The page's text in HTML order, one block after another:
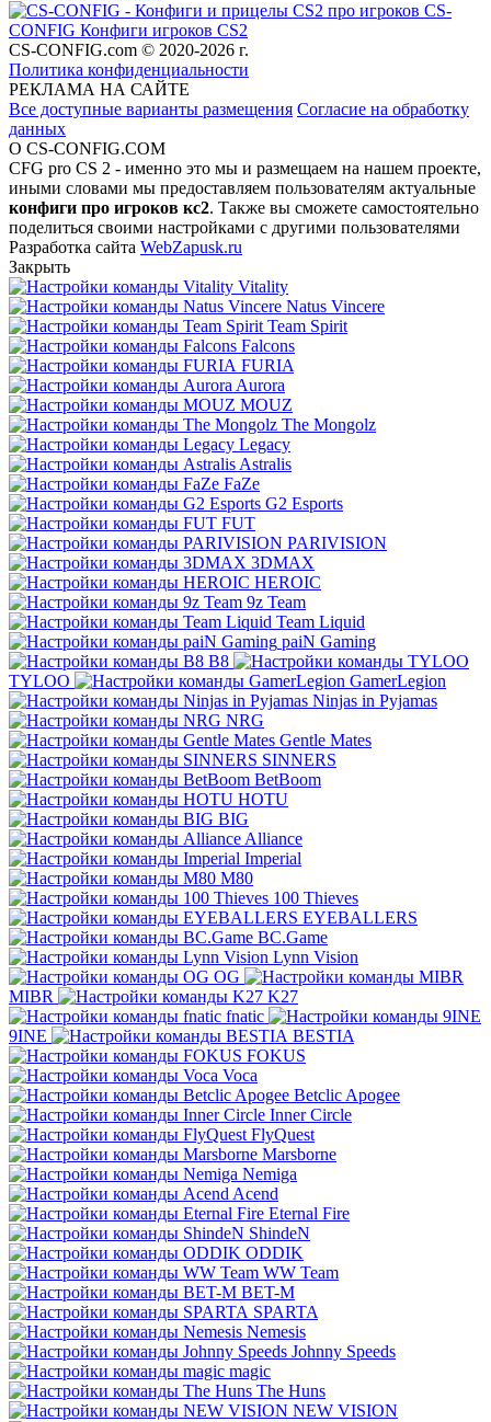
CS-
CONFIG Конфиги игроков CS2
CS-CONFIG.com © 2020-2026 г.
Политика конфиденциальности
РЕКЛАМА НА САЙТЕ
Все доступные варианты размещения Согласие на обработку
данных
О CS-CONFIG.COM
CFG pro CS 2 - именно это мы и размещаем на нашем проекте,
иными словами мы предоставляем пользователям актуальные
конфиги про игроков кс2. Также вы сможете самостоятельно
поделиться своими настройками с другими пользователями
Разработка сайта WebZapusk.ru
Закрыть
Vitality
Natus Vincere
Team Spirit
Falcons
FURIA
Aurora
MOUZ
The Mongolz
Legacy
Astralis
FaZe
G2 Esports
FUT
PARIVISION
3DMAX
HEROIC
9z Team
Team Liquid
paiN Gaming
B8
TYLOO
GamerLegion
Ninjas in Pyjamas
NRG
Gentle Mates
SINNERS
BetBoom
HOTU
BIG
Alliance
Imperial
M80
100 Thieves
EYEBALLERS
BC.Game
Lynn Vision
OG
MIBR
K27
fnatic
9INE
BESTIA
FOKUS
Voca
Betclic Apogee
Inner Circle
FlyQuest
Marsborne
Nemiga
Acend
Eternal Fire
ShindeN
ODDIK
WW Team
BET-M
SPARTA
Nemesis
Johnny Speeds
magic
The Huns
NEW VISION